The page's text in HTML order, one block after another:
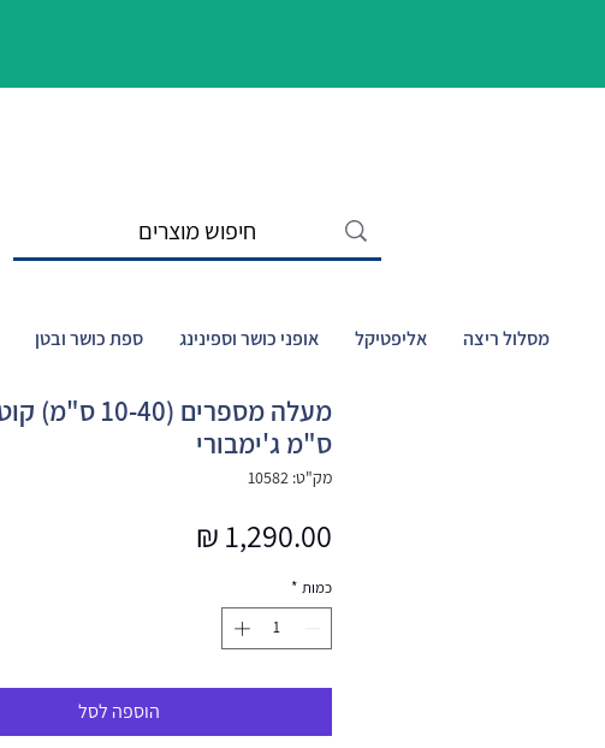
מסלול ריצה אליפטיקל אופני כושר וספינינג ספת כושר ובטן
ס"מ ג'ימבורי
מק"ט: 10582
כמות *
הוספה לסל